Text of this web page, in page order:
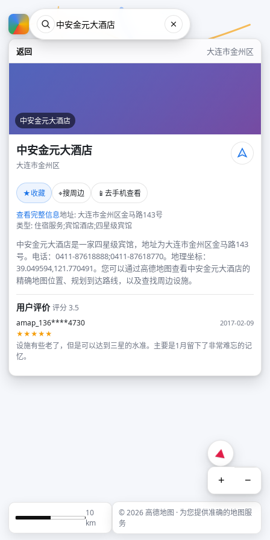
返回 大连市金州区
中安金元大酒店
中安金元大酒店
大连市金州区
★收藏 ⌖搜周边 📱 去手机查看
查看完整信息地址: 大连市金州区金马路143号
类型: 住宿服务;宾馆酒店;四星级宾馆
中安金元大酒店是一家四星级宾馆，地址为大连市金州区金马路143
号。电话：0411-87618888;0411-87618770。地理坐标：
39.049594,121.770491。您可以通过高德地图查看中安金元大酒店的
精确地图位置、规划到达路线，以及查找周边设施。
用户评价评分 3.5
amap_136****4730
2017-02-09
★★★★★
设施有些老了，但是可以达到三星的水准。主要是1月留下了非常难忘的记
忆。
+ −
10
km
© 2026 高德地图 · 为您提供准确的地图服
务